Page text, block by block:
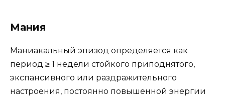
Мания
Маниакальный эпизод определяется как
период ≥ 1 недели стойкого приподнятого,
экспансивного или раздражительного
настроения, постоянно повышенной энергии